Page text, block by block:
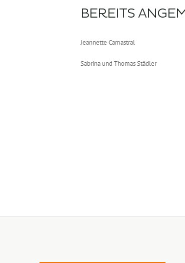
BEREITS
Jeannette Camastral
Sabrina und Thomas Städler